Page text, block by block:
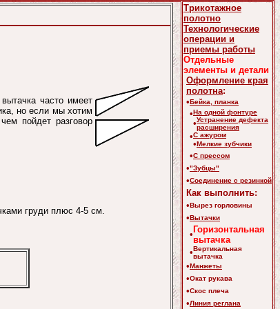
часто имеет
но если мы хотим
пойдет разговор
груди плюс 4-5 см.
Трикотажное
полотно
Технологические
операции и
приемы работы
Отдельные
элементы и детали
Оформление края
полотна:
•Бейка, планка
•На одной фонтуре
•Устранение дефекта
расширения
•С ажуром
•Мелкие зубчики
•С прессом
•"Зубцы"
•Соединение с резинкой
Как выполнить:
•Вырез горловины
•Вытачки
• Горизонтальная
вытачка
•Вертикальная
вытачка
•Манжеты
•Окат рукава
•Скос плеча
•Линия реглана